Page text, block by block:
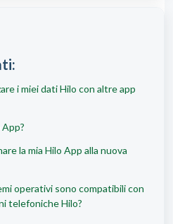
i miei dati Hilo con altre app
la mia Hilo App alla nuova
operativi sono compatibili con
telefoniche Hilo?